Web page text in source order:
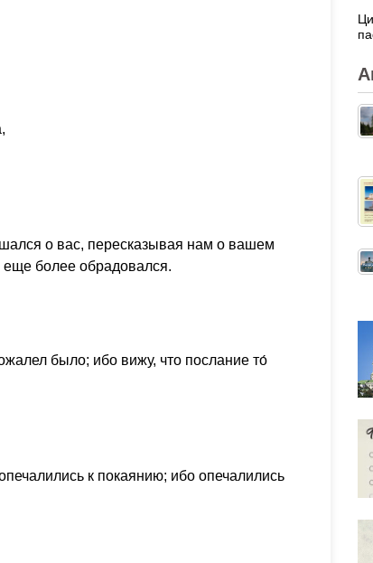
о вас, пересказывая нам о вашем
более обрадовался.
было; ибо вижу, что послание то́
к покаянию; ибо опечалились